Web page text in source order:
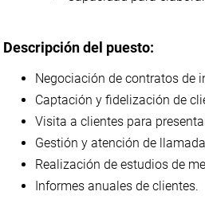
Descripción del puesto:
Negociación de contratos de
Captación y fidelización de
Visita a clientes para
Gestión y atención de
Realización de estudios de
Informes anuales de clientes.